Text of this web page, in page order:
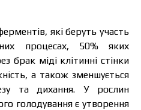
які беруть участь
процесах, 50% яких
брак міді клітинні стінки
а також зменшується
та дихання. У рослин
голодування є утворення